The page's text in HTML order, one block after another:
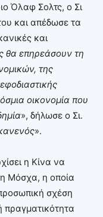
Όλαφ Σολτς, ο Σι
και απέδωσε τα
και
θα επηρεάσουν τη
της
οικονομία που
», δήλωσε ο Σι.
».
η Κίνα να
Μόσχα, η οποία
σχέση
πραγματικότητα